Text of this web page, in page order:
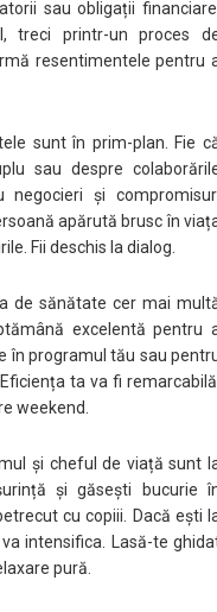
sau obligații
treci printr-un proces
resentimentele pentru
sunt în prim-plan. Fie
sau despre
negocieri și
apărută brusc în
Fii deschis la dialog.
de sănătate cer mai
excelentă pentru
în programul tău sau
ta va fi
weekend.
și cheful de viață sunt
și găsești bucurie
cu copiii. Dacă ești
intensifica. Lasă-te
pură.